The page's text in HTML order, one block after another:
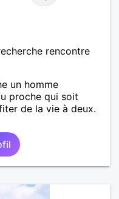
rencontre
un homme
proche qui soit
de la vie à deux.